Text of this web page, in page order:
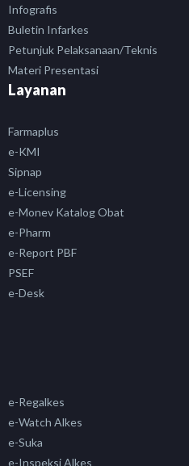
Infografis
Buletin Infarkes
Petunjuk Pelaksanaan/Teknis
Materi Presentasi
Layanan
Farmaplus
e-KMI
Sipnap
e-Licensing
e-Monev Katalog Obat
e-Pharm
e-Report PBF
PSEF
e-Desk
e-Regalkes
e-Watch Alkes
e-Suka
e-Inspeksi Alkes